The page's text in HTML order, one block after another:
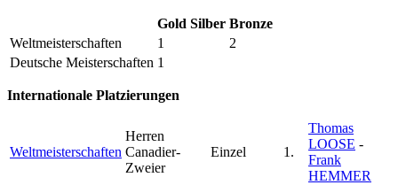
Gold Silber Bronze
Weltmeisterschaften
1
2
Deutsche Meisterschaften 1
Internationale Platzierungen
Weltmeisterschaften
Herren
Canadier-
Zweier
Einzel 1.
Thomas
LOOSE -
Frank
HEMMER